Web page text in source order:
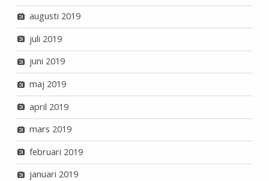
augusti 2019
juli 2019
juni 2019
maj 2019
april 2019
mars 2019
februari 2019
januari 2019